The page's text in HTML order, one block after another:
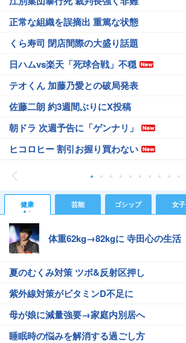
正常な組織を誤摘出 重篤な状態
くら寿司 閉店間際の大盛り話題
日ハムvs楽天「死球合戦」不穏
テオくん 加藤乃愛との破局発表
佐藤二朗 約3週間ぶりにX投稿
朝ドラ 次週予告に「ゲンナリ」
ヒコロヒー 割引お握り買わない
健康 芸能 ゴシップ 女子
体重62kg→82kgに 寺田心の生活
夏のむくみ対策 ツボ&反射区押し
紫外線対策がビタミンD不足に
母が娘に減量強要→家庭内別居へ
睡眠時の悩みを解消する過ごし方